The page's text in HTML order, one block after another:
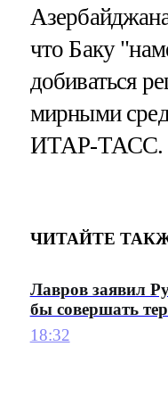
что Баку
добиваться
мирными
ИТАР-ТАСС.
ЧИТАЙТЕ
Лавров заявил
бы совершать
18:32